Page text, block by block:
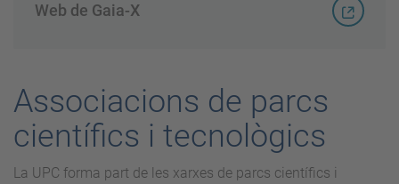
Web de Gaia-X
Associacions de parcs
científics i tecnològics
La UPC forma part de les xarxes de parcs científics i